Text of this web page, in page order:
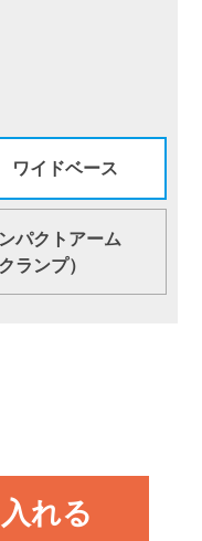
ワイドベース
パクトアーム
クランプ）